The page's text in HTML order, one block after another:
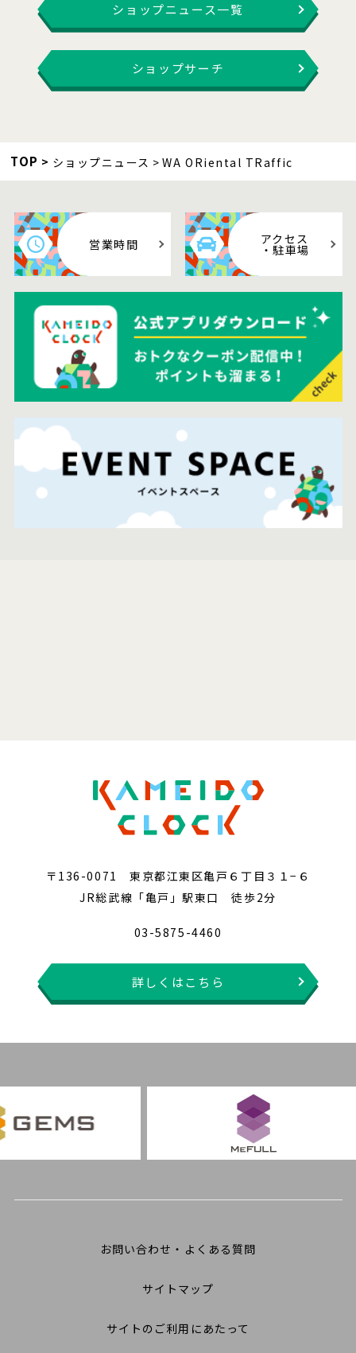
ショップニュース一覧
ショップサーチ
TOP ショップニュース WA ORiental TRaffic
営業時間 アクセス
・駐車場
〒136-0071 東京都江東区亀戸６丁目３１−６
JR総武線「亀戸」駅東口 徒歩2分
03-5875-4460
詳しくはこちら
お問い合わせ・よくある質問
サイトマップ
サイトのご利用にあたって